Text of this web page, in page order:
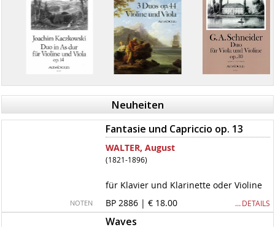
Neuheiten
Fantasie und Capriccio op. 13
WALTER, August
(1821-1896)
für Klavier und Klarinette oder Violine
NOTEN BP 2886 | € 18.00 … DETAILS
Waves